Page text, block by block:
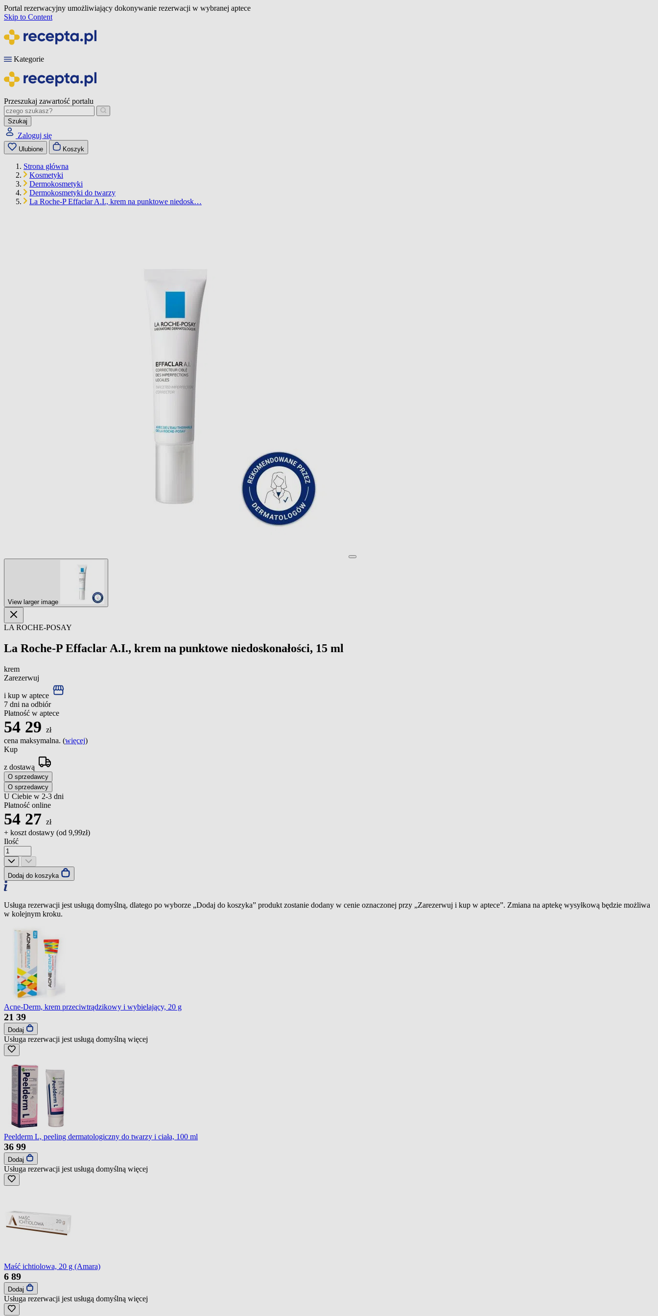
Portal rezerwacyjny umożliwiający dokonywanie rezerwacji w wybranej aptece
Skip to Content
Kategorie
Przeszukaj zawartość portalu
Szukaj
Zaloguj się
Ulubione Koszyk
Strona główna
Kosmetyki
Dermokosmetyki
Dermokosmetyki do twarzy
La Roche-P Effaclar A.I., krem na punktowe niedosk…
View larger image
LA ROCHE-POSAY
La Roche-P Effaclar A.I., krem na punktowe niedoskonałości, 15 ml
krem
Zarezerwuj
i kup w aptece
7 dni na odbiór
Płatność w aptece
54 29 zł
cena maksymalna. (więcej)
Kup
z dostawą
O sprzedawcy
O sprzedawcy
U Ciebie w 2-3 dni
Płatność online
54 27 zł
+ koszt dostawy (od 9,99zł)
Ilość
Dodaj do koszyka
Usługa rezerwacji jest usługą domyślną, dlatego po wyborze „Dodaj do koszyka” produkt zostanie dodany w cenie oznaczonej przy „Zarezerwuj i kup w aptece”. Zmiana na aptekę wysyłkową będzie możliwa
w kolejnym kroku.
Acne-Derm, krem przeciwtrądzikowy i wybielający, 20 g
21 39
Dodaj
Usługa rezerwacji jest usługą domyślną więcej
Peelderm L, peeling dermatologiczny do twarzy i ciała, 100 ml
36 99
Dodaj
Usługa rezerwacji jest usługą domyślną więcej
Maść ichtiolowa, 20 g (Amara)
6 89
Dodaj
Usługa rezerwacji jest usługą domyślną więcej